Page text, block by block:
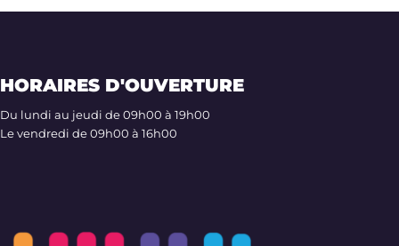
HORAIRES D'OUVERTURE
Du lundi au jeudi de 09h00 à 19h00
Le vendredi de 09h00 à 16h00